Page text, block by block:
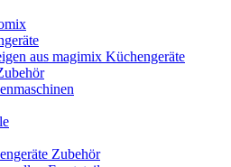
aus magimix Küchengeräte
Zubehör